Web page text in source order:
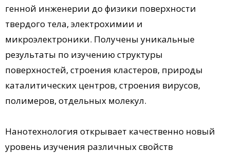
генной инженерии до физики поверхности
твердого тела, электрохимии и
микроэлектроники. Получены уникальные
результаты по изучению структуры
поверхностей, строения кластеров, природы
каталитических центров, строения вирусов,
полимеров, отдельных молекул.
Нанотехнология открывает качественно новый
уровень изучения различных свойств